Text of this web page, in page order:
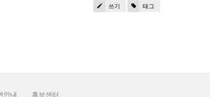
쓰기 태그
안내 홍보센터